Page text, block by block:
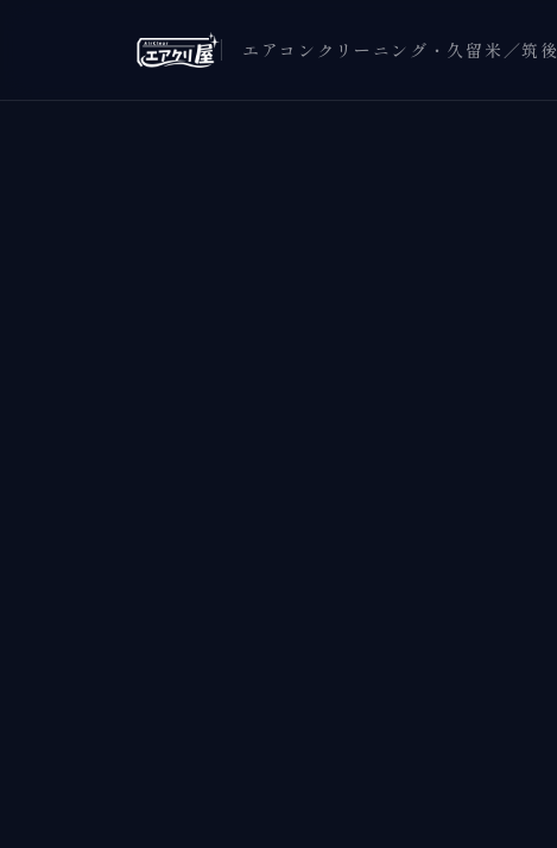
エアコンクリーニング・久留米／筑後